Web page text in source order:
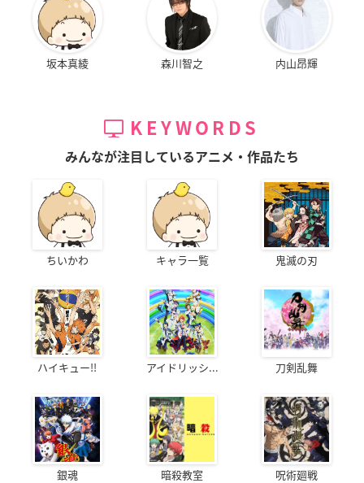
坂本真綾 森川智之 内山昂輝
KEYWORDS
みんなが注目しているアニメ・作品たち
ちいかわ キャラ一覧 鬼滅の刃
ハイキュー!! アイドリッシ... 刀剣乱舞
銀魂 暗殺教室 呪術廻戦